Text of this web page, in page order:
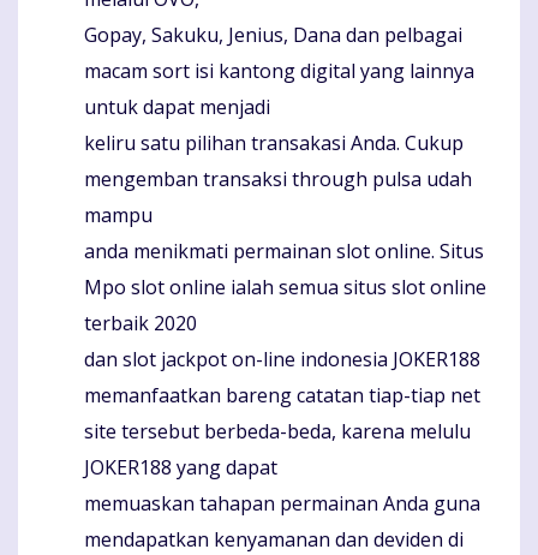
Gopay, Sakuku, Jenius, Dana dan pelbagai
macam sort isi kantong digital yang lainnya
untuk dapat menjadi
keliru satu pilihan transakasi Anda. Cukup
mengemban transaksi through pulsa udah
mampu
anda menikmati permainan slot online. Situs
Mpo slot online ialah semua situs slot online
terbaik 2020
dan slot jackpot on-line indonesia JOKER188
memanfaatkan bareng catatan tiap-tiap net
site tersebut berbeda-beda, karena melulu
JOKER188 yang dapat
memuaskan tahapan permainan Anda guna
mendapatkan kenyamanan dan deviden di